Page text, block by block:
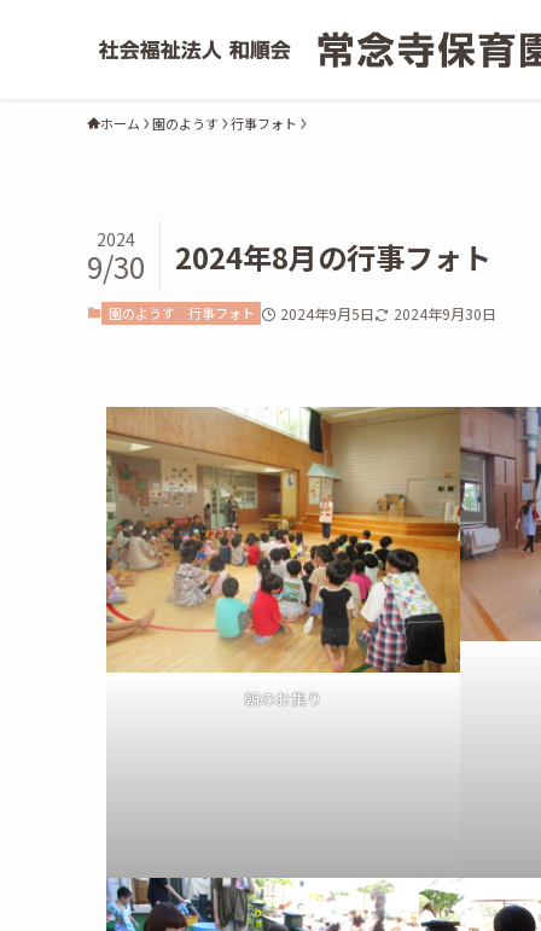
ホーム 園のようす 行事フォト
2024年8月の行事フォト
2024
9/30
園のようす 行事フォト 2024年9月5日 2024年9月30日
朝のお集り